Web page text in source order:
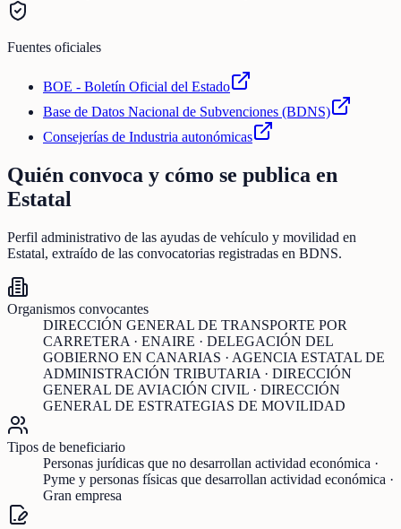
Fuentes oficiales
BOE - Boletín Oficial del Estado
Base de Datos Nacional de Subvenciones (BDNS)
Consejerías de Industria autonómicas
Quién convoca y cómo se publica en
Estatal
Perfil administrativo de las ayudas de vehículo y movilidad en
Estatal, extraído de las convocatorias registradas en BDNS.
Organismos convocantes
DIRECCIÓN GENERAL DE TRANSPORTE POR
CARRETERA · ENAIRE · DELEGACIÓN DEL
GOBIERNO EN CANARIAS · AGENCIA ESTATAL DE
ADMINISTRACIÓN TRIBUTARIA · DIRECCIÓN
GENERAL DE AVIACIÓN CIVIL · DIRECCIÓN
GENERAL DE ESTRATEGIAS DE MOVILIDAD
Tipos de beneficiario
Personas jurídicas que no desarrollan actividad económica ·
Pyme y personas físicas que desarrollan actividad económica ·
Gran empresa